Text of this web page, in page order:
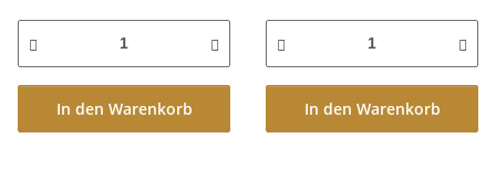
In den Warenkorb In den Warenkorb